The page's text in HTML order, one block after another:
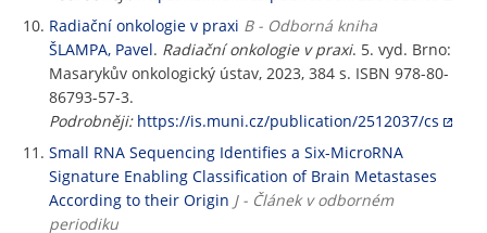
Radiační onkologie v praxi B - Odborná kniha
ŠLAMPA, Pavel. Radiační onkologie v praxi. 5. vyd. Brno:
Masarykův onkologický ústav, 2023, 384 s. ISBN 978-80-
86793-57-3.
Podrobněji: https://is.muni.cz/publication/2512037/cs
Small RNA Sequencing Identifies a Six-MicroRNA
Signature Enabling Classification of Brain Metastases
According to their Origin J - Článek v odborném
periodiku